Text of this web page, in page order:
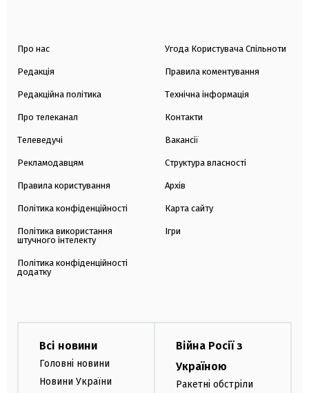
Про нас
Редакція
Редакційна політика
Про телеканал
Телеведучі
Рекламодавцям
Правила користування
Політика конфіденційності
Політика використання
штучного інтелекту
Політика конфіденційності
додатку
Угода Користувача Спільноти
Правила коментування
Технічна інформація
Контакти
Вакансії
Структура власності
Архів
Карта сайту
Ігри
Всі новини
Головні новини
Новини України
Війна Росії з
Україною
Ракетні обстріли